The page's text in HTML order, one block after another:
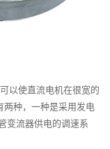
以使直流电机在很宽的
种，一种是采用发电
变流器供电的调速系